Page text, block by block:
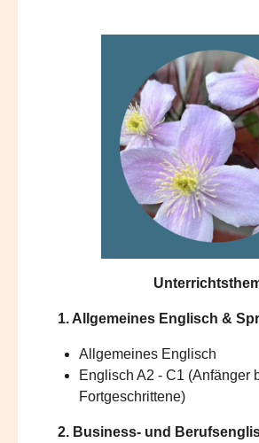
1. Allgemeines Englisch &
Allgemeines Englisch
Englisch A2 - C1 (Anfänger
Fortgeschrittene)
2. Business- und